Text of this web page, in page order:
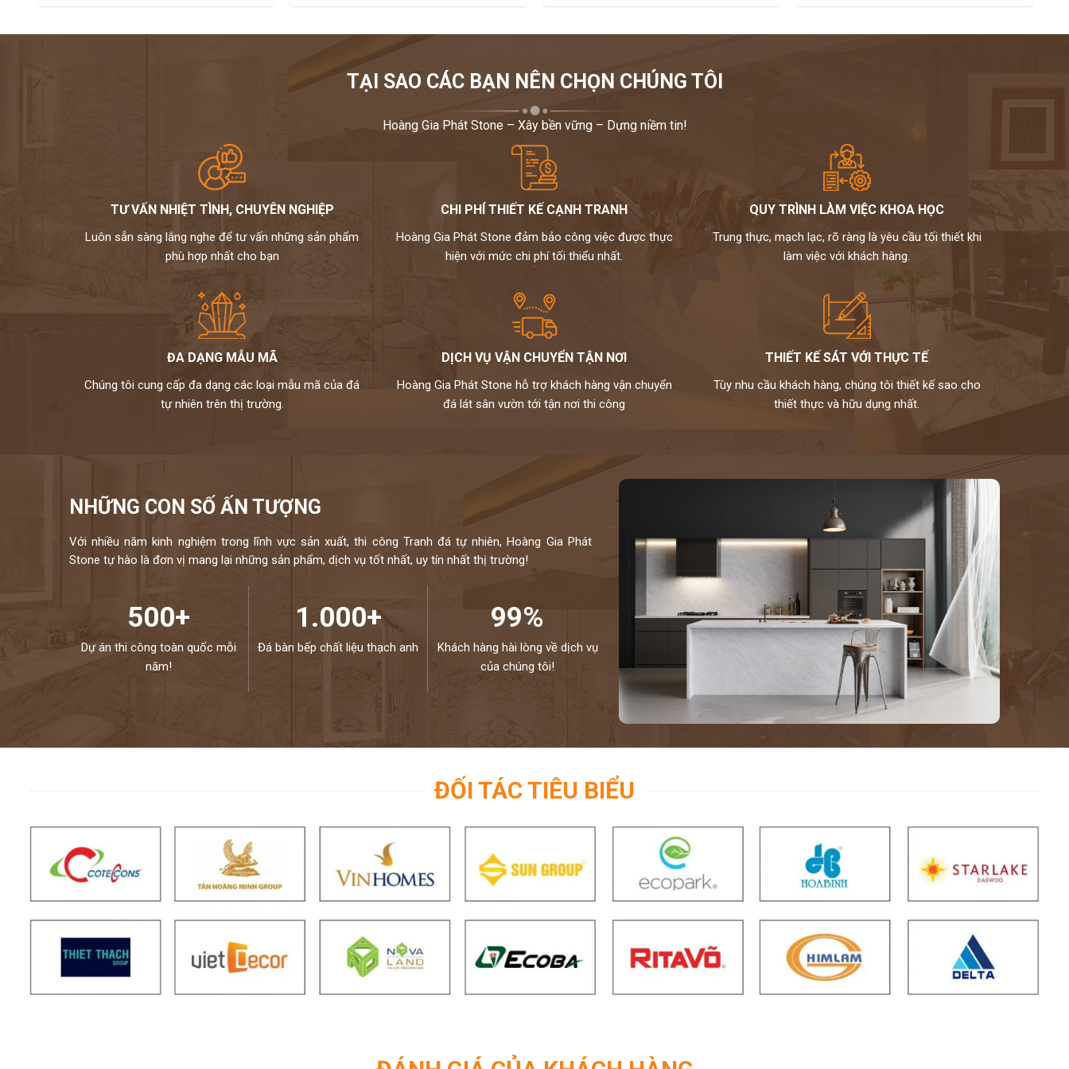
TẠI SAO CÁC BẠN NÊN CHỌN CHÚNG TÔI
Hoàng Gia Phát Stone – Xây bền vững – Dựng niềm tin!
TƯ VẤN NHIỆT TÌNH, CHUYÊN NGHIỆP
Luôn sẵn sàng lắng nghe để tư vấn những sản phẩm
phù hợp nhất cho bạn
CHI PHÍ THIẾT KẾ CẠNH TRANH
Hoàng Gia Phát Stone đảm bảo công việc được thực
hiện với mức chi phí tối thiểu nhất.
QUY TRÌNH LÀM VIỆC KHOA HỌC
Trung thực, mạch lạc, rõ ràng là yêu cầu tối thiết khi
làm việc với khách hàng.
ĐA DẠNG MẪU MÃ
Chúng tôi cung cấp đa dạng các loại mẫu mã của đá
tự nhiên trên thị trường.
DỊCH VỤ VẬN CHUYỂN TẬN NƠI
Hoàng Gia Phát Stone hỗ trợ khách hàng vận chuyển
đá lát sân vườn tới tận nơi thi công
THIẾT KẾ SÁT VỚI THỰC TẾ
Tùy nhu cầu khách hàng, chúng tôi thiết kế sao cho
thiết thực và hữu dụng nhất.
NHỮNG CON SỐ ẤN TƯỢNG
Với nhiều năm kinh nghiệm trong lĩnh vực sản xuất, thi công Tranh đá tự nhiên, Hoàng Gia Phát
Stone tự hào là đơn vị mang lại những sản phẩm, dịch vụ tốt nhất, uy tín nhất thị trường!
500+
Dự án thi công toàn quốc mỗi
năm!
1.000+
Đá bàn bếp chất liệu thạch anh
99%
Khách hàng hài lòng về dịch vụ
của chúng tôi!
ĐỐI TÁC TIÊU BIỂU